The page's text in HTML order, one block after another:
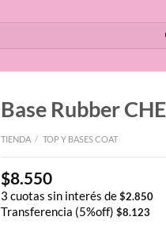
Base Rubber
TIENDA / TOP Y BASES COAT
$8.550
3 cuotas sin interés de$2.850
Transferencia (5%off) $8.123